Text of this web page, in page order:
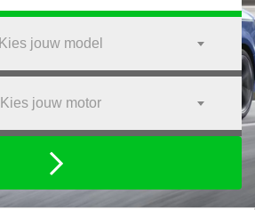
Kies jouw model
Kies jouw motor